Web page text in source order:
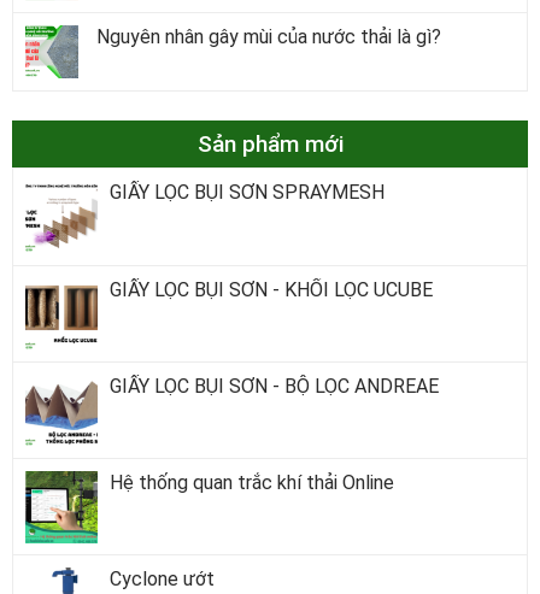
Nguyên nhân gây mùi của nước thải là gì?
Sản phẩm mới
GIẤY LỌC BỤI SƠN SPRAYMESH
GIẤY LỌC BỤI SƠN - KHỐI LỌC UCUBE
GIẤY LỌC BỤI SƠN - BỘ LỌC ANDREAE
Hệ thống quan trắc khí thải Online
Cyclone ướt